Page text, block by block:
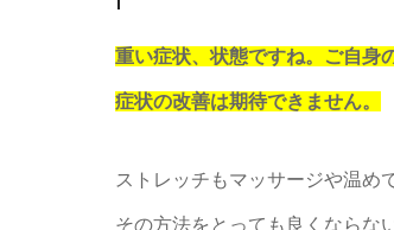
重い症状、状態ですね。ご自身
症状の改善は期待できません。
ストレッチもマッサージや温め
その方法をとっても良くならな